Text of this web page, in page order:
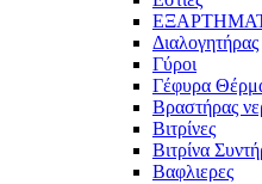
Διαλογητήρας
Γύροι
Γέφυρα
Βραστήρας
Βιτρίνες
Βιτρίνα
Βαφλιερες